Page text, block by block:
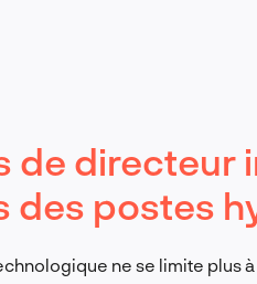
de directeur
des postes
ne se limite plus